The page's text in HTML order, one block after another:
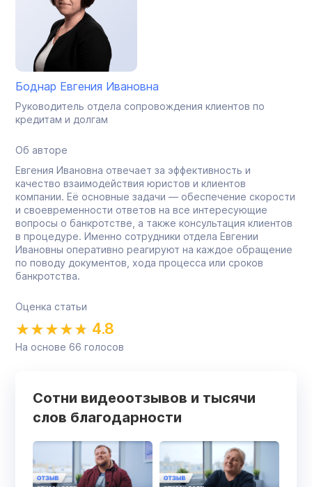
Боднар Евгения Ивановна
Руководитель отдела сопровождения клиентов по
кредитам и долгам
Об авторе
Евгения Ивановна отвечает за эффективность и
качество взаимодействия юристов и клиентов
компании. Её основные задачи — обеспечение скорости
и своевременности ответов на все интересующие
вопросы о банкротстве, а также консультация клиентов
в процедуре. Именно сотрудники отдела Евгении
Ивановны оперативно реагируют на каждое обращение
по поводу документов, хода процесса или сроков
банкротства.
Оценка статьи
4.8
На основе 66 голосов
Сотни видеоотзывов и тысячи
слов благодарности